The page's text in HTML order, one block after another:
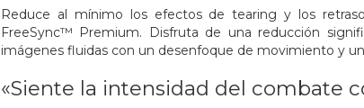
Reduce al mínimo los efectos de tearing y los
FreeSync™ Premium. Disfruta de una reducción
imágenes fluidas con un desenfoque de movimiento y
«Siente la intensidad del combate